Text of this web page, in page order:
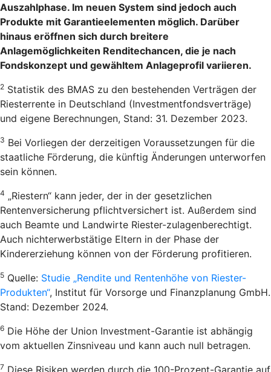
Auszahlphase. Im neuen System sind jedoch auch
Produkte mit Garantieelementen möglich. Darüber
hinaus eröffnen sich durch breitere
Anlagemöglichkeiten Renditechancen, die je nach
Fondskonzept und gewähltem Anlageprofil variieren.
2 Statistik des BMAS zu den bestehenden Verträgen der
Riesterrente in Deutschland (Investmentfondsverträge)
und eigene Berechnungen, Stand: 31. Dezember 2023.
3 Bei Vorliegen der derzeitigen Voraussetzungen für die
staatliche Förderung, die künftig Änderungen unterworfen
sein können.
4 „Riestern“ kann jeder, der in der gesetzlichen
Rentenversicherung pflichtversichert ist. Außerdem sind
auch Beamte und Landwirte Riester-zulagenberechtigt.
Auch nichterwerbstätige Eltern in der Phase der
Kindererziehung können von der Förderung profitieren.
5 Quelle: Studie „Rendite und Rentenhöhe von Riester-
Produkten“, Institut für Vorsorge und Finanzplanung GmbH.
Stand: Dezember 2024.
6 Die Höhe der Union Investment-Garantie ist abhängig
vom aktuellen Zinsniveau und kann auch null betragen.
7 Diese Risiken werden durch die 100-Prozent-Garantie auf